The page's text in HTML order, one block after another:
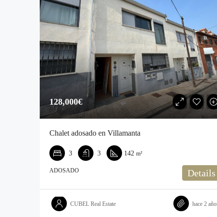
128,000€‎
Chalet adosado en Villamanta
3 3 142 m²
ADOSADO Details
CUBEL Real Estate hace 2